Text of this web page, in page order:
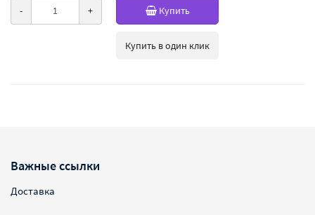
- + Купить
Купить в один клик
Важные ссылки
Доставка